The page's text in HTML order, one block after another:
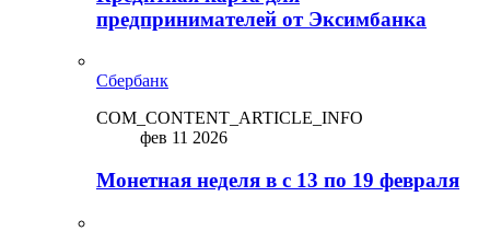
предпринимателей от Эксимбанка
Сбербанк
COM_CONTENT_ARTICLE_INFO
фев 11 2026
Монетная неделя в с 13 по 19 февраля